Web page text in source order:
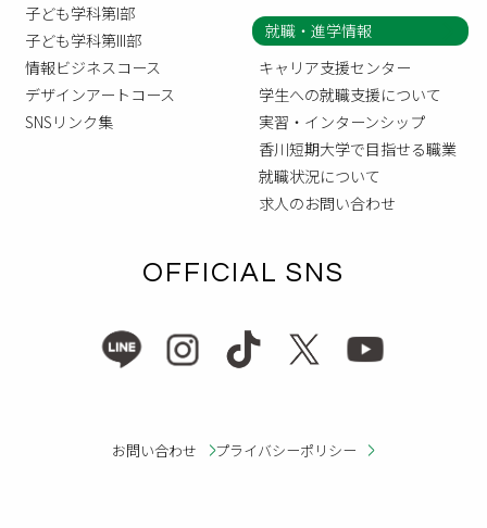
子ども学科第I部
子ども学科第III部
情報ビジネスコース
デザインアートコース
SNSリンク集
就職・進学情報
キャリア支援センター
学生への就職支援について
実習・インターンシップ
香川短期大学で目指せる職業
就職状況について
求人のお問い合わせ
OFFICIAL SNS
お問い合わせ プライバシーポリシー